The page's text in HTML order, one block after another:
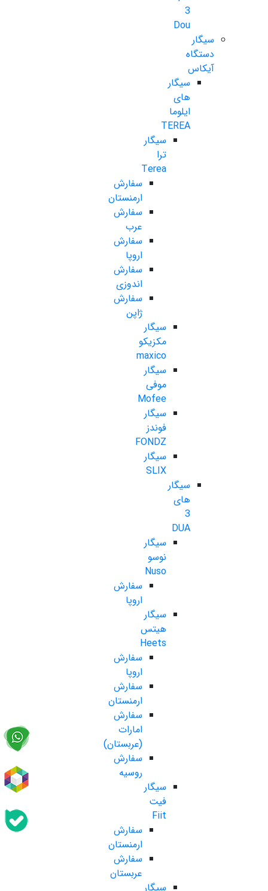
3
Dou
سیگار
دستگاه
آیکاس
سیگار
های
ایلوما
TEREA
سیگار
ترا
Terea
سفارش
ارمنستان
سفارش
عرب
سفارش
اروپا
سفارش
اندوزی
سفارش
ژاپن
سیگار
مکزیکو
maxico
سیگار
موفی
Mofee
سیگار
فوندز
FONDZ
سیگار
SLIX
سیگار
های
3
DUA
سیگار
نوسو
Nuso
سفارش
اروپا
سیگار
هیتس
Heets
سفارش
اروپا
سفارش
ارمنستان
سفارش
امارات
(عربستان)
سفارش
روسیه
سیگار
فیت
Fiit
سفارش
ارمنستان
سفارش
عربستان
سیگار